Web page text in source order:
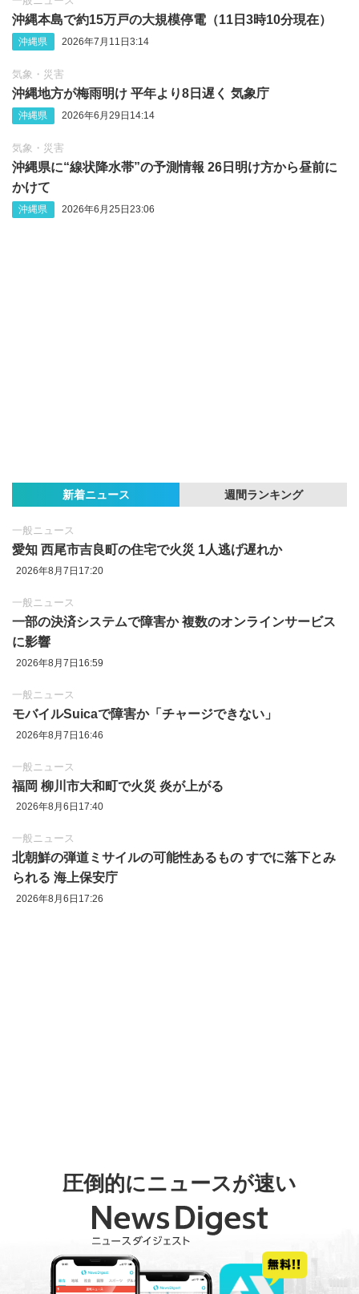
沖縄本島で約15万戸の大規模停電（11日3時10分現在）
沖縄県 2026年7月11日3:14
気象・災害
沖縄地方が梅雨明け 平年より8日遅く 気象庁
沖縄県 2026年6月29日14:14
気象・災害
沖縄県に“線状降水帯”の予測情報 26日明け方から昼前に
かけて
沖縄県 2026年6月25日23:06
新着ニュース 週間ランキング
一般ニュース
愛知 西尾市吉良町の住宅で火災 1人逃げ遅れか
2026年8月7日17:20
一般ニュース
一部の決済システムで障害か 複数のオンラインサービス
に影響
2026年8月7日16:59
一般ニュース
モバイルSuicaで障害か「チャージできない」
2026年8月7日16:46
一般ニュース
福岡 柳川市大和町で火災 炎が上がる
2026年8月6日17:40
一般ニュース
北朝鮮の弾道ミサイルの可能性あるもの すでに落下とみ
られる 海上保安庁
2026年8月6日17:26
圧倒的にニュースが速い